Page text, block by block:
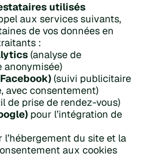
utilisés
aux services suivants,
de vos données en
:
(analyse de
anonymisée)
(suivi publicitaire
avec consentement)
de prise de rendez-vous)
pour l’intégration de
l’hébergement du site et la
aux cookies